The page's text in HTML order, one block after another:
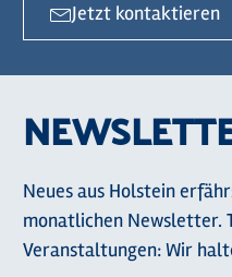
Jetzt kontaktieren
Neues aus Holstein
monatlichen Newsletter.
Veranstaltungen: Wir